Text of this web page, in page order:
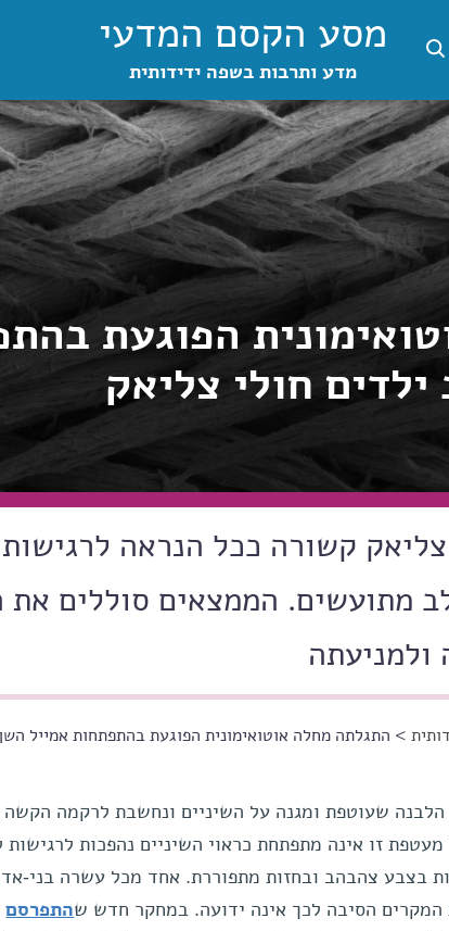
מסע הקסם המדעי
מדע ותרבות בשפה ידידותית
הפוגעת
חולי צליאק
קשורה ככל הנראה לרגישות
מתועשים. הממצאים סוללים את
ולמניעתה
> התגלתה מחלה אוטואימונית הפוגעת בהתפתחות אמייל
הלבנה שעוטפת ומגנה על השיניים ונחשבת לרקמה הקשה
זו אינה מתפתחת כראוי השיניים נהפכות לרגישות
בצבע צהבהב ובחזות מתפוררת. אחד מכל עשרה בני-
המקרים הסיבה לכך אינה ידועה. במחקר חדש שהתפרסם